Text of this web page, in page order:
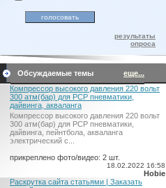
результаты
опроса
Обсуждаемые темы
еще...
Компрессор высокого давления 220 вольт
300 атм(бар) для PCP пневматики,
дайвинга, акваланга
Компрессор высокого давления 220 вольт
300 атм(бар) для PCP пневматики,
дайвинга, пейнтбола, акваланга
электрический c...
прикреплено фото/видео: 2 шт.
18.02.2022 16:58
Hobie
Раскрутка сайта статьями | Заказать